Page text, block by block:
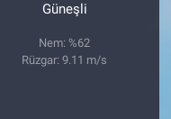
Güneşli
Nem: %62
Rüzgar: 9.11 m/s